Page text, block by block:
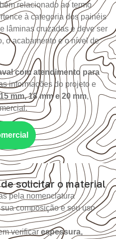
relacionado ao termo
à categoria dos painéis
lâminas cruzadas e deve ser
o acabamento e o nível de
com atendimento para
informações do projeto e
mm, 18 mm e 20 mm,
solicitar o material
pela nomenclatura
composição e seu uso
verificar espessura,